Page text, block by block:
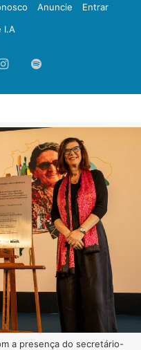
Anuncie
Entrar
I.A
Instagram
Spotify
a presença do secretário-